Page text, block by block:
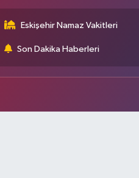
Eskişehir Namaz Vakitleri
Son Dakika Haberleri